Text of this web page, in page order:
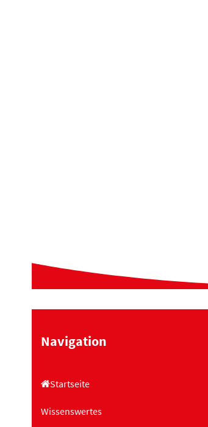
Navigation
Startseite
Wissenswertes